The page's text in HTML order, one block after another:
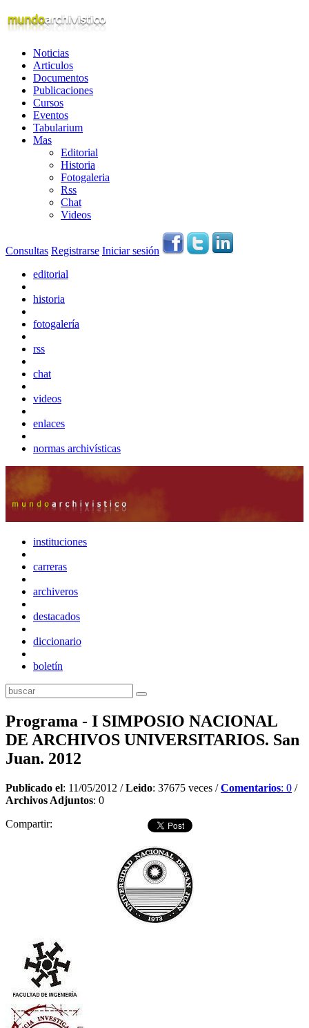
Noticias
Articulos
Documentos
Publicaciones
Cursos
Eventos
Tabularium
Mas
Editorial
Historia
Fotogaleria
Rss
Chat
Videos
Consultas Registrarse Iniciar sesión
editorial
historia
fotogalería
rss
chat
videos
enlaces
normas archivísticas
instituciones
carreras
archiveros
destacados
diccionario
boletín
Programa - I SIMPOSIO NACIONAL
DE ARCHIVOS UNIVERSITARIOS. San
Juan. 2012
Publicado el: 11/05/2012 /Leido: 37675 veces /Comentarios: 0 /
Archivos Adjuntos: 0
Compartir: